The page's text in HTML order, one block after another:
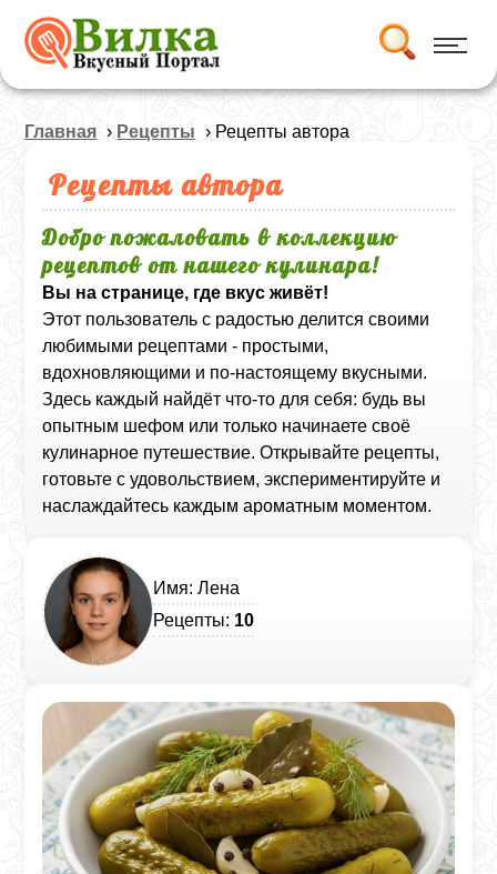
Главная › Рецепты › Рецепты автора
Рецепты автора
Добро пожаловать в коллекцию
рецептов от нашего кулинара!
Вы на странице, где вкус живёт!
Этот пользователь с радостью делится своими
любимыми рецептами - простыми,
вдохновляющими и по-настоящему вкусными.
Здесь каждый найдёт что-то для себя: будь вы
опытным шефом или только начинаете своё
кулинарное путешествие. Открывайте рецепты,
готовьте с удовольствием, экспериментируйте и
наслаждайтесь каждым ароматным моментом.
Имя: Лена
Рецепты: 10